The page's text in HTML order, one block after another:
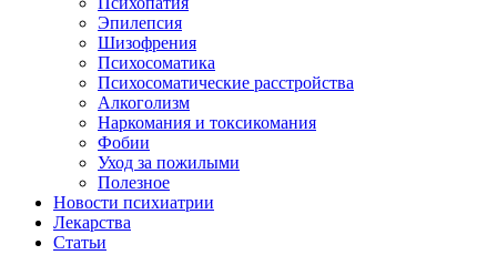
Эпилепсия
Шизофрения
Психосоматика
Психосоматические расстройства
Алкоголизм
Наркомания и токсикомания
Фобии
Уход за пожилыми
Полезное
Новости психиатрии
Лекарства
Статьи